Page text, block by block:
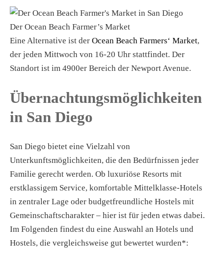
Der Ocean Beach Farmer’s Market
Eine Alternative ist der Ocean Beach Farmers‘ Market,
der jeden Mittwoch von 16-20 Uhr stattfindet. Der
Standort ist im 4900er Bereich der Newport Avenue.
Übernachtungsmöglichkeiten
in San Diego
San Diego bietet eine Vielzahl von
Unterkunftsmöglichkeiten, die den Bedürfnissen jeder
Familie gerecht werden. Ob luxuriöse Resorts mit
erstklassigem Service, komfortable Mittelklasse-Hotels
in zentraler Lage oder budgetfreundliche Hostels mit
Gemeinschaftscharakter – hier ist für jeden etwas dabei.
Im Folgenden findest du eine Auswahl an Hotels und
Hostels, die vergleichsweise gut bewertet wurden*: